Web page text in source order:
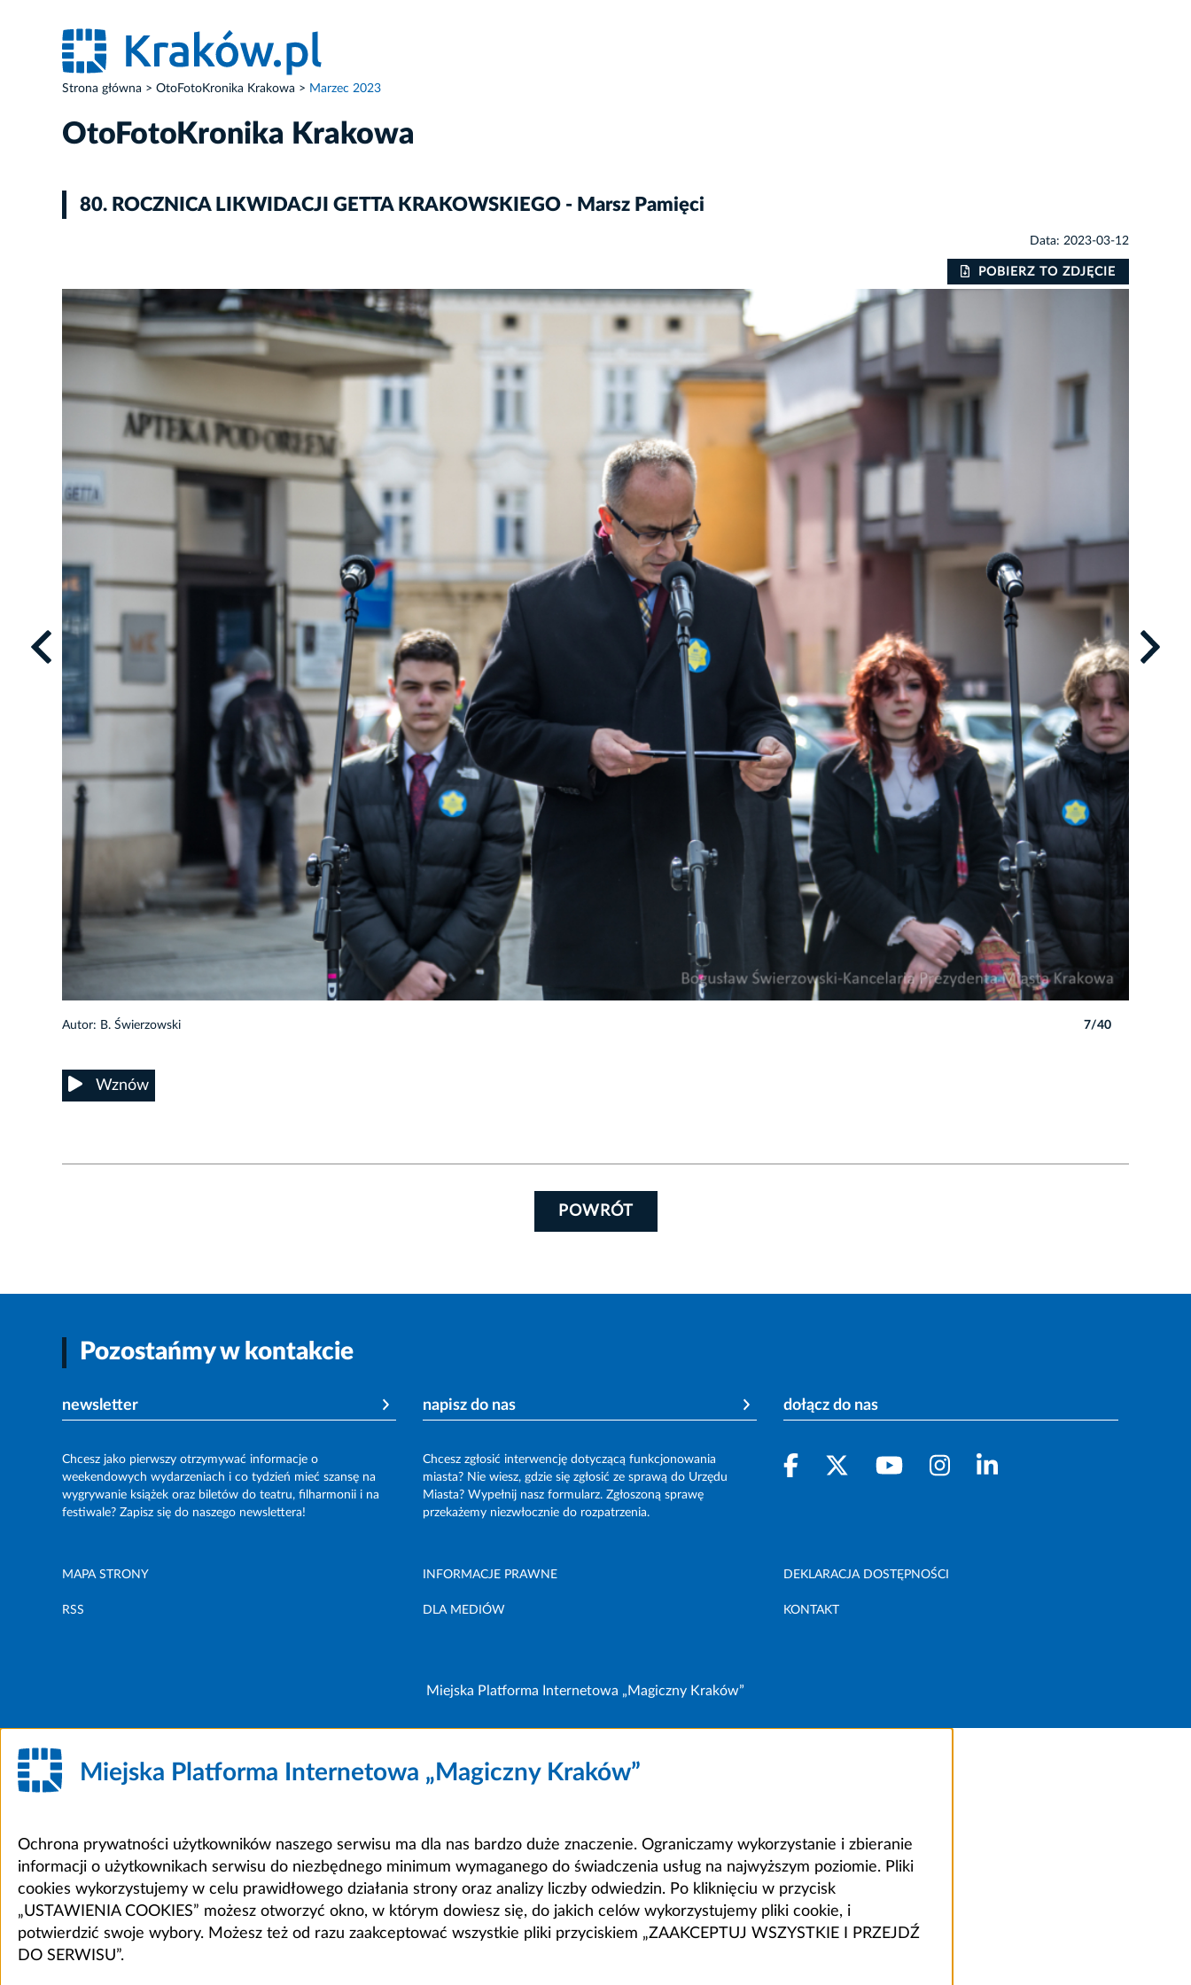
Strona główna OtoFotoKronika Krakowa Marzec 2023
OtoFotoKronika Krakowa
80. ROCZNICA LIKWIDACJI GETTA KRAKOWSKIEGO - Marsz Pamięci
Data: 2023-03-12
POBIERZ TO ZDJĘCIE
Autor: B. Świerzowski 7/40
Wznów
POWRÓT
Pozostańmy w kontakcie
newsletter
Chcesz jako pierwszy otrzymywać informacje o
weekendowych wydarzeniach i co tydzień mieć szansę na
wygrywanie książek oraz biletów do teatru, filharmonii i na
festiwale? Zapisz się do naszego newslettera!
napisz do nas
Chcesz zgłosić interwencję dotyczącą funkcjonowania
miasta? Nie wiesz, gdzie się zgłosić ze sprawą do Urzędu
Miasta? Wypełnij nasz formularz. Zgłoszoną sprawę
przekażemy niezwłocznie do rozpatrzenia.
dołącz do nas
MAPA STRONY INFORMACJE PRAWNE DEKLARACJA DOSTĘPNOŚCI
RSS DLA MEDIÓW KONTAKT
Miejska Platforma Internetowa „Magiczny Kraków”
Miejska Platforma Internetowa „Magiczny Kraków”
Ochrona prywatności użytkowników naszego serwisu ma dla nas bardzo duże znaczenie. Ograniczamy wykorzystanie i zbieranie
informacji o użytkownikach serwisu do niezbędnego minimum wymaganego do świadczenia usług na najwyższym poziomie. Pliki
cookies wykorzystujemy w celu prawidłowego działania strony oraz analizy liczby odwiedzin. Po kliknięciu w przycisk
„USTAWIENIA COOKIES” możesz otworzyć okno, w którym dowiesz się, do jakich celów wykorzystujemy pliki cookie, i
potwierdzić swoje wybory. Możesz też od razu zaakceptować wszystkie pliki przyciskiem „ZAAKCEPTUJ WSZYSTKIE I PRZEJDŹ
DO SERWISU”.